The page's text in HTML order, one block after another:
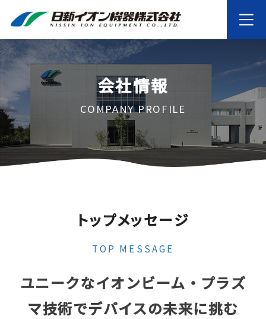
会社情報
COMPANY PROFILE
トップメッセージ
TOP MESSAGE
ユニークなイオンビーム・プラズ
マ技術でデバイスの未来に挑む